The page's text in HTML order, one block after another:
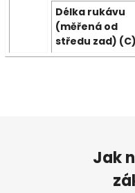
Délka rukávu
(měřená od
středu zad) (C)
Jak